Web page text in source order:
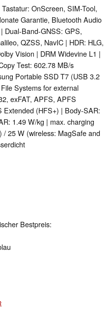
OnScreen, SIM-Tool,
Garantie, Bluetooth Audio
Dual-Band-GNSS: GPS,
QZSS, NavIC | HDR: HLG,
Vision | DRM Widevine L1 |
Test: 602.78 MB/s
Portable SSD T7 (USB 3.2
Systems for external
exFAT, APFS, APFS
Extended (HFS+) | Body-SAR:
1.49 W/kg | max. charging
/ 25 W (wireless: MagSafe and
Bestpreis: